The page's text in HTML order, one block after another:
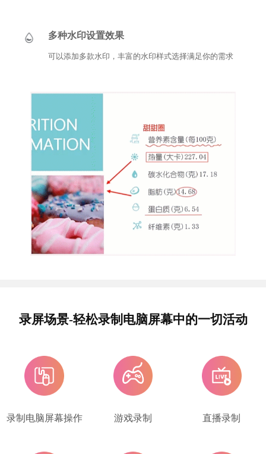
多种水印设置效果
可以添加多款水印，丰富的水印样式选择满足你的需求
录屏场景-轻松录制电脑屏幕中的一切活动
录制电脑屏幕操作 游戏录制 直播录制